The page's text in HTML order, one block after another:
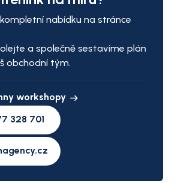
nabídku na stránce
a společně sestavíme plán
obchodní tým.
workshopy
328 701